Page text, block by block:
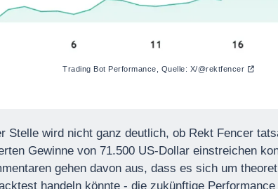
Trading Bot Performance, Quelle: X/@rektfencer
Stelle wird nicht ganz deutlich, ob Rekt Fencer
Gewinne von 71.500 US-Dollar einstreichen
gehen davon aus, dass es sich um
handeln könnte - die zukünftige